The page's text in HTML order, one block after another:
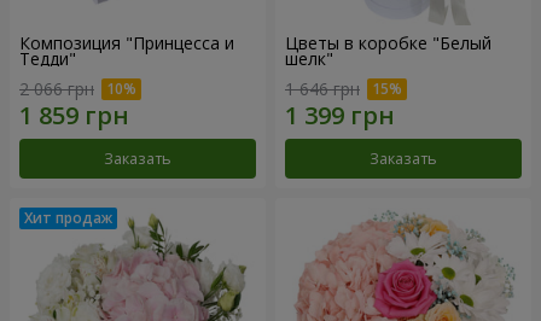
Композиция "Принцесса и
Тедди"
2 066 грн
Заказать
Цветы в коробке "Белый
шелк"
1 646 грн
Заказать